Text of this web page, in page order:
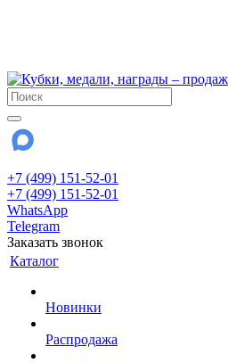
+7 (499) 151-52-01
+7 (499) 151-52-01
WhatsApp
Telegram
Заказать звонок
Каталог
Новинки
Распродажа